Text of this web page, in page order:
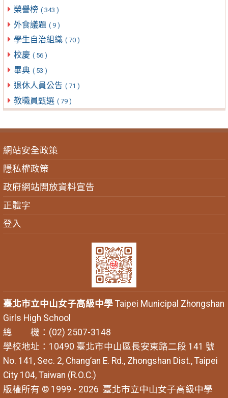
榮譽榜 ( 343 )
外食議題 ( 9 )
學生自治組織 ( 70 )
校慶 ( 56 )
畢典 ( 53 )
退休人員公告 ( 71 )
教職員甄選 ( 79 )
網站安全政策
隱私權政策
政府網站開放資料宣告
正體字
登入
臺北市立中山女子高級中學Taipei Municipal Zhongshan
Girls High School
總 機：(02) 2507-3148
學校地址：10490 臺北市中山區長安東路二段 141 號
No. 141, Sec. 2, Chang’an E. Rd., Zhongshan Dist., Taipei
City 104, Taiwan (R.O.C.)
版權所有 © 1999 - 2026 臺北市立中山女子高級中學